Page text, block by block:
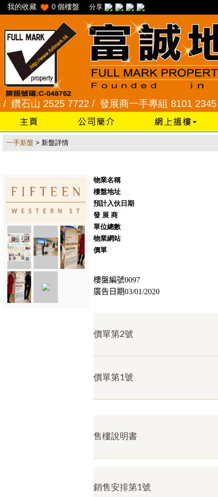
我的收藏 0 個樓盤 分享
石山 2525 7722 /發展商一手專組 8101 2345 /
一手新盤 > 新盤詳情
物業名稱
樓盤地址
預計入伙日期
發 展 商
單位總數
物業網站
價單
樓盤編號0097
廣告日期03/01/2020
價單第2號
價單第1號
售樓說明書
銷售安排第1號